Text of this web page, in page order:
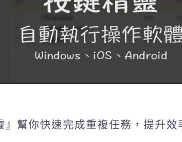
幫你快速完成重複任務，提升效